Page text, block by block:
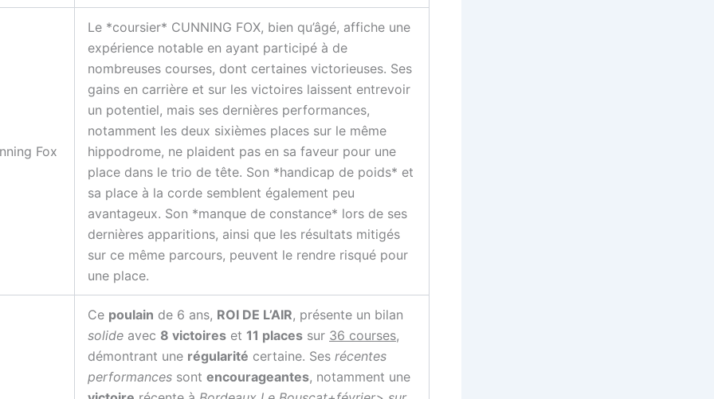
Fox
Le *coursier* CUNNING FOX, bien qu’âgé, affiche une
expérience notable en ayant participé à de
nombreuses courses, dont certaines victorieuses. Ses
gains en carrière et sur les victoires laissent entrevoir
un potentiel, mais ses dernières performances,
notamment les deux sixièmes places sur le même
hippodrome, ne plaident pas en sa faveur pour une
place dans le trio de tête. Son *handicap de poids* et
sa place à la corde semblent également peu
avantageux. Son *manque de constance* lors de ses
dernières apparitions, ainsi que les résultats mitigés
sur ce même parcours, peuvent le rendre risqué pour
une place.
Ce poulain de 6 ans, ROI DE L’AIR, présente un bilan
solide avec 8 victoires et 11 places sur 36 courses,
démontrant une régularité certaine. Ses récentes
performances sont encourageantes, notamment une